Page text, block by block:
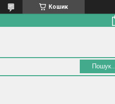
Кошик